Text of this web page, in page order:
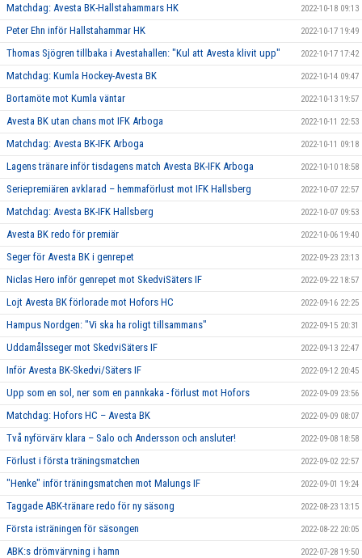
Matchdag: Avesta BK-Hallstahammars HK 2022-10-18 09:13
Peter Ehn inför Hallstahammar HK 2022-10-17 19:49
Thomas Sjögren tillbaka i Avestahallen: "Kul att Avesta klivit upp" 2022-10-17 17:42
Matchdag: Kumla Hockey-Avesta BK 2022-10-14 09:47
Bortamöte mot Kumla väntar 2022-10-13 19:57
Avesta BK utan chans mot IFK Arboga 2022-10-11 22:53
Matchdag: Avesta BK-IFK Arboga 2022-10-11 09:18
Lagens tränare inför tisdagens match Avesta BK-IFK Arboga 2022-10-10 18:58
Seriepremiären avklarad – hemmaförlust mot IFK Hallsberg 2022-10-07 22:57
Matchdag: Avesta BK-IFK Hallsberg 2022-10-07 09:53
Avesta BK redo för premiär 2022-10-06 19:40
Seger för Avesta BK i genrepet 2022-09-23 23:13
Niclas Hero inför genrepet mot SkedviSäters IF 2022-09-22 18:57
Lojt Avesta BK förlorade mot Hofors HC 2022-09-16 22:25
Hampus Nordgen: "Vi ska ha roligt tillsammans" 2022-09-15 20:31
Uddamålsseger mot SkedviSäters IF 2022-09-13 22:47
Inför Avesta BK-Skedvi/Säters IF 2022-09-12 20:45
Upp som en sol, ner som en pannkaka - förlust mot Hofors 2022-09-09 23:56
Matchdag: Hofors HC – Avesta BK 2022-09-09 08:07
Två nyförvärv klara – Salo och Andersson och ansluter! 2022-09-08 18:58
Förlust i första träningsmatchen 2022-09-02 22:57
"Henke" inför träningsmatchen mot Malungs IF 2022-09-01 19:24
Taggade ABK-tränare redo för ny säsong 2022-08-23 13:15
Första isträningen för säsongen 2022-08-22 20:05
ABK:s drömvärvning i hamn 2022-07-28 19:50